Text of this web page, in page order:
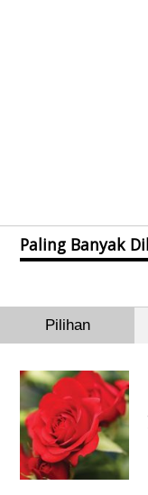
Paling Banyak
Pilihan